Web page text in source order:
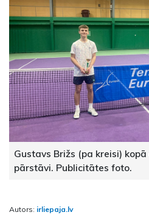
Gustavs Brižs (pa kreisi)
pārstāvi. Publicitātes foto.
Autors: irliepaja.lv